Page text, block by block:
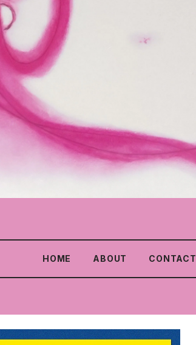
HOME ABOUT CONTACT